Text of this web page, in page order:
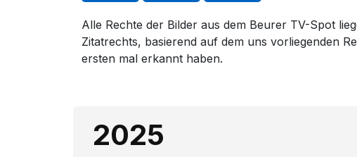
Alle Rechte der Bilder aus dem Beurer TV-Spot
Zitatrechts, basierend auf dem uns vorliegenden
ersten mal erkannt haben.
2025